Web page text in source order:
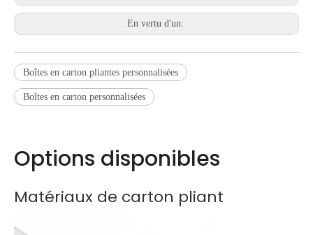
En vertu d'un:
Boîtes en carton pliantes personnalisées
Boîtes en carton personnalisées
Options disponibles
Matériaux de carton pliant